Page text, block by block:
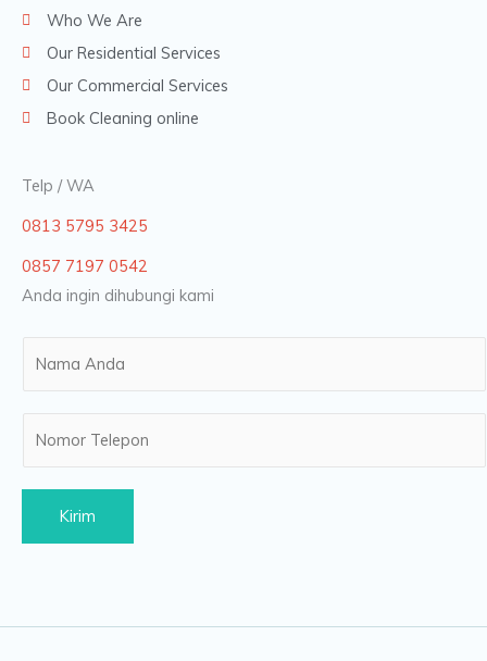
Who We Are
Our Residential Services
Our Commercial Services
Book Cleaning online
Telp / WA
0813 5795 3425
0857 7197 0542
Anda ingin dihubungi kami
*
e
Kirim